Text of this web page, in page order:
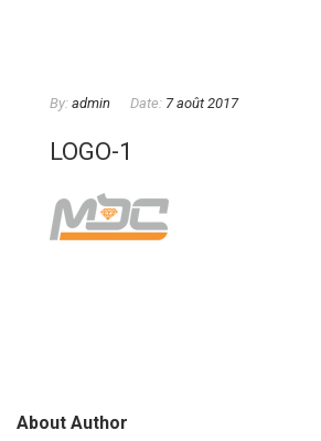
By: admin Date: 7 août 2017
LOGO-1
About Author